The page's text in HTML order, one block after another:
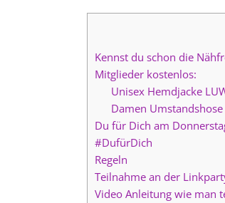
Kennst du schon die
Mitglieder kostenlos:
Unisex Hemdjacke
Damen Umstandshose
Du für Dich am
#DufürDich
Regeln
Teilnahme an der
Video Anleitung wie man